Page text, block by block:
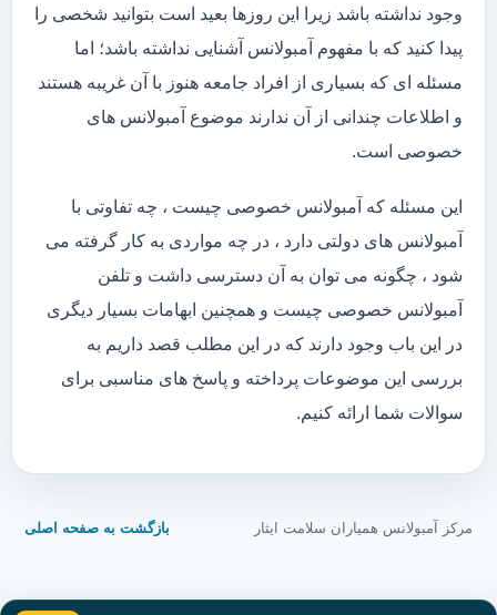
وجود نداشته باشد زیرا این روزها بعید است بتوانید شخصی را
پیدا کنید که با مفهوم آمبولانس آشنایی نداشته باشد؛ اما
مسئله ای که بسیاری از افراد جامعه هنوز با آن غریبه هستند
و اطلاعات چندانی از آن ندارند موضوع آمبولانس های
خصوصی است.
این مسئله که آمبولانس خصوصی چیست ، چه تفاوتی با
آمبولانس های دولتی دارد ، در چه مواردی به کار گرفته می
شود ، چگونه می توان به آن دسترسی داشت و تلفن
آمبولانس خصوصی چیست و همچنین ابهامات بسیار دیگری
در این باب وجود دارند که در این مطلب قصد داریم به
بررسی این موضوعات پرداخته و پاسخ های مناسبی برای
سوالات شما ارائه کنیم.
مرکز آمبولانس همیاران سلامت ایثار بازگشت به صفحه اصلی